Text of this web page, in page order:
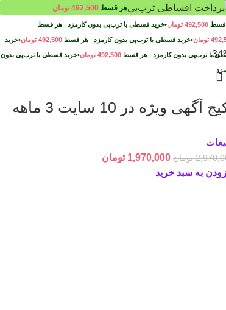
هر قسط492,500 تومان
قسط492,500 تومان•خرید قسطی با ترب‌پی بدون کارمزدهر قسط
تومان•خرید قسطی با ترب‌پی بدون کارمزدهر قسط492,500 تومان•خرید
با ترب‌پی بدون کارمزدهر قسط492,500 تومان•خرید قسطی با ترب‌پی بدون
آگهی ویژه در 10 سایت 3 ماهه
تومان 1,970,000 تومان
به سبد خرید